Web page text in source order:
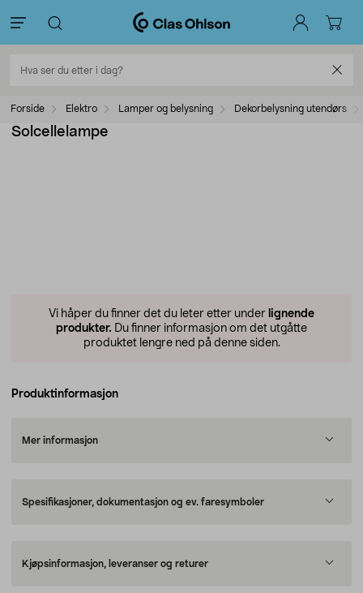
Forside Elektro Lamper og belysning Dekorbelysning utendørs
Solcellelampe
Vi håper du finner det du leter etter under lignende
produkter. Du finner informasjon om det utgåtte
produktet lengre ned på denne siden.
Produktinformasjon
Mer informasjon
Spesifikasjoner, dokumentasjon og ev. faresymboler
Kjøpsinformasjon, leveranser og returer